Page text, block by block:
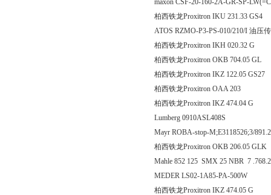
maxon CSF-20-160-2A-GR-SP-
柏西铁龙Proxitron IKU
ATOS RZMO-P3-PS-010/210/I 油压
柏西铁龙Proxitron IKH
柏西铁龙Proxitron OKB
柏西铁龙Proxitron IKZ
柏西铁龙Proxitron OAA 203
柏西铁龙Proxitron IKZ
Lumberg 0910ASL408S
Mayr ROBA-stop-M;E3118526;3/
柏西铁龙Proxitron OKB
Mahle 852 125 SMX 25 NBR 7
MEDER LS02-1A85-PA-500W
柏西铁龙Proxitron IKZ